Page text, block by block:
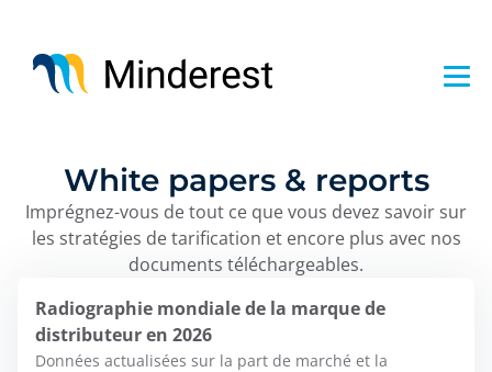
contenu
principal
White papers & reports
Imprégnez-vous de tout ce que vous devez savoir sur
les stratégies de tarification et encore plus avec nos
documents téléchargeables.
Radiographie mondiale de la marque de
distributeur en 2026
Données actualisées sur la part de marché et la